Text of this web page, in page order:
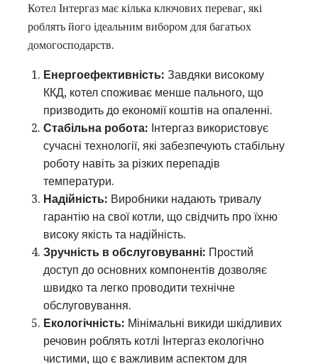
Котел Інтергаз має кілька ключових переваг, які
роблять його ідеальним вибором для багатьох
домогосподарств.
Енергоефективність: Завдяки високому
ККД, котел споживає менше пального, що
призводить до економії коштів на опаленні.
Стабільна робота: Інтергаз використовує
сучасні технології, які забезпечують стабільну
роботу навіть за різких перепадів
температури.
Надійність: Виробники надають тривалу
гарантію на свої котли, що свідчить про їхню
високу якість та надійність.
Зручність в обслуговуванні: Простий
доступ до основних компонентів дозволяє
швидко та легко проводити технічне
обслуговування.
Екологічність: Мінімальні викиди шкідливих
речовин роблять котлі Інтергаз екологічно
чистими, що є важливим аспектом для